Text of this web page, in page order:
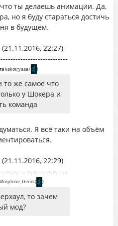
ты делаешь анимации. Да,
но я буду стараться достичь
в будущем.
(21.11.2016, 22:27)
kakotryaaa( )
то же самое что
у Шокера и
команда
Я всё таки на объём
(21.11.2016, 22:29)
( )
то зачем
мод?